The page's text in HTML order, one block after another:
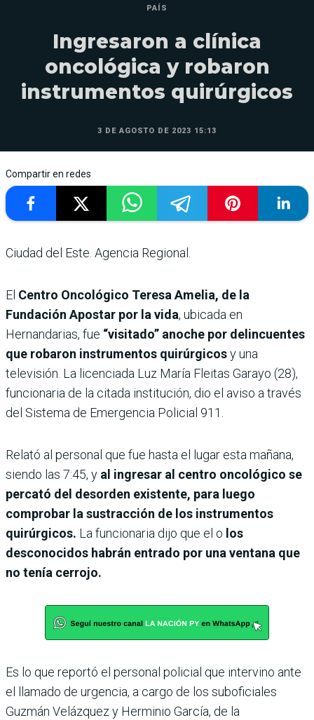
PAÍS
Ingresaron a clínica
oncológica y robaron
instrumentos quirúrgicos
3 DE AGOSTO DE 2023 15:13
Compartir en redes
Ciudad del Este. Agencia Regional.
El Centro Oncológico Teresa Amelia, de la
Fundación Apostar por la vida, ubicada en
Hernandarias, fue “visitado” anoche por delincuentes
que robaron instrumentos quirúrgicosy una
televisión. La licenciada Luz María Fleitas Garayo (28),
funcionaria de la citada institución, dio el aviso a través
del Sistema de Emergencia Policial 911.
Relató al personal que fue hasta el lugar esta mañana,
siendo las 7:45, y al ingresar al centro oncológico se
percató del desorden existente, para luego
comprobar la sustracción de los instrumentos
quirúrgicos. La funcionaria dijo que el o los
desconocidos habrán entrado por una ventana que
no tenía cerrojo.
Es lo que reportó el personal policial que intervino ante
el llamado de urgencia, a cargo de los suboficiales
Guzmán Velázquez y Herminio García, de la